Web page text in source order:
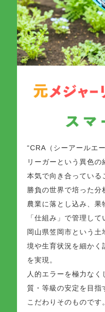
“CRA（シーアールエ
リーガーという異色
本気で向き合っている
勝負の世界で培った分
農業に落とし込み、果
「仕組み」で管理して
岡山県笠岡市という
境や生育状況を細かく
を実現。
人的エラーを極力な
質・等級の安定を目指
こだわりそのものです。